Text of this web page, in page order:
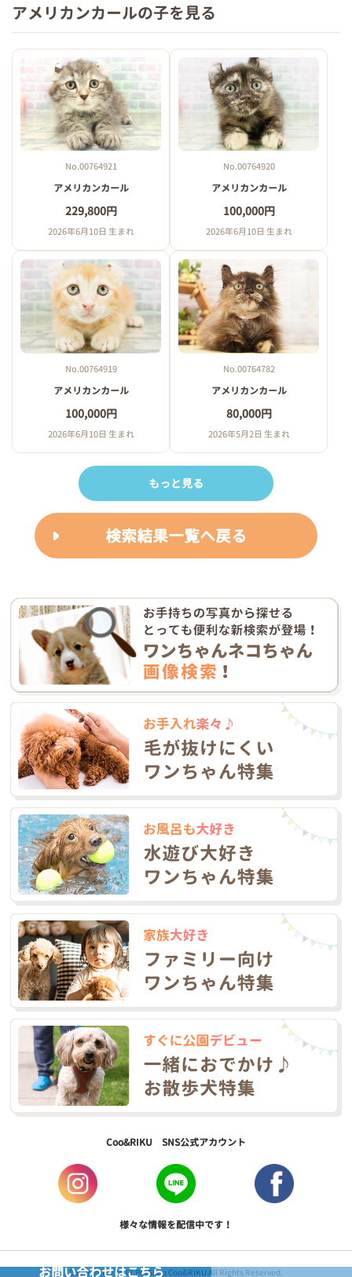
アメリカンカールの子を見る
No.00764921
アメリカンカール
229,800円
2026年6月10日 生まれ
No.00764920
アメリカンカール
100,000円
2026年6月10日 生まれ
No.00764919
アメリカンカール
100,000円
2026年6月10日 生まれ
No.00764782
アメリカンカール
80,000円
2026年5月2日 生まれ
もっと見る
検索結果一覧へ戻る
お問い合わせはこちら
Coo&RIKU SNS公式アカウント
様々な情報を配信中です！
Copyright © 2017 PetShop Coo&RIKU All Rights Reserved.